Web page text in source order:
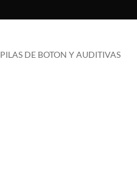
PILAS DE BOTON Y AUDITIVAS